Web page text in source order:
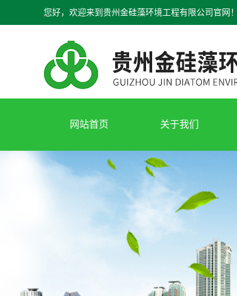
您好，欢迎来到贵州金硅藻环境工程有限公司官网！
网站首页 关于我们
公司介绍
资质荣誉